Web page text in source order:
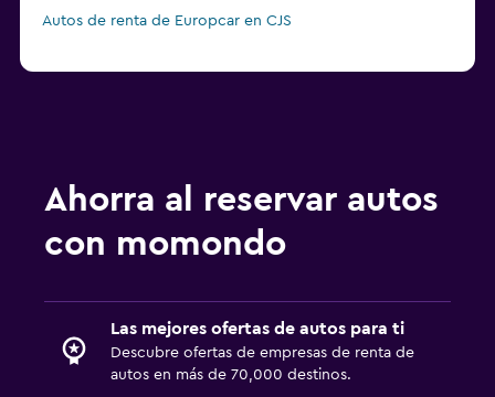
Autos de renta de Europcar en CJS
Ahorra al reservar autos
con momondo
Las mejores ofertas de autos para ti
Descubre ofertas de empresas de renta de
autos en más de 70,000 destinos.